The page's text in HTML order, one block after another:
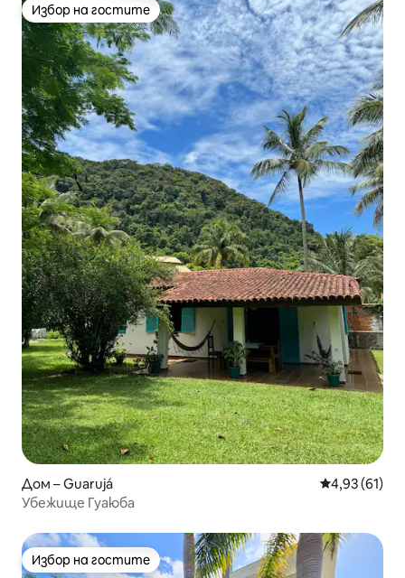
Избор на гостите
Избор на гостите
Дом – Guarujá Средна
4,93 (61)
Убежище Гуаюба
Избор на гостите
Избор на гостите